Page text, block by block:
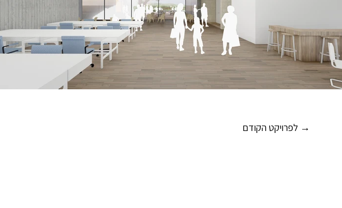
לפרויקט הקודם →